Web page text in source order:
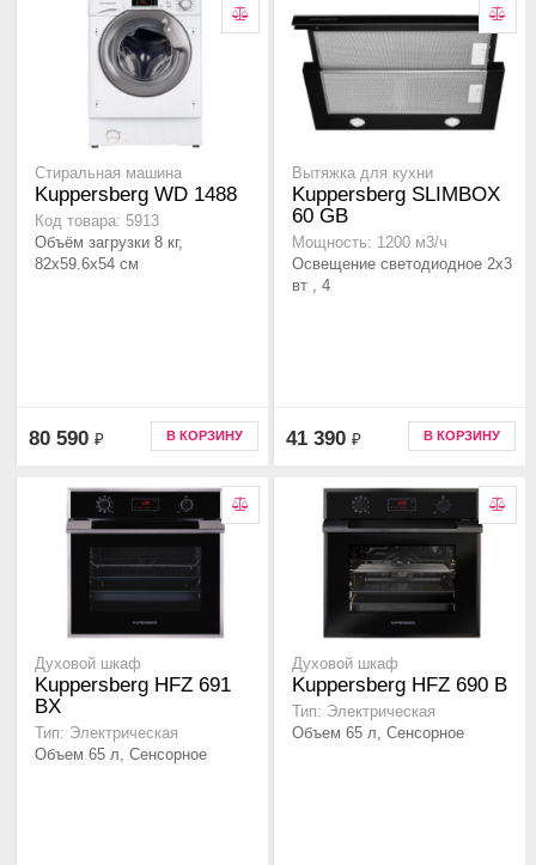
Стиральная машина
Kuppersberg WD 1488
Код товара: 5913
Объём загрузки 8 кг,
82х59.6х54 см
80 590 ₽ В КОРЗИНУ
Вытяжка для кухни
Kuppersberg SLIMBOX
60 GB
Мощность: 1200 м3/ч
Освещение светодиодное 2х3
вт , 4
41 390 ₽ В КОРЗИНУ
Духовой шкаф
Kuppersberg HFZ 691
BX
Тип: Электрическая
Объем 65 л, Сенсорное
Духовой шкаф
Kuppersberg HFZ 690 B
Тип: Электрическая
Объем 65 л, Сенсорное